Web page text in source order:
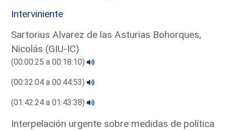
Interviniente
Sartorius Alvarez de las Asturias Bohorques,
Nicolás (GIU-IC)
(00:00:25 a 00:18:10)
(00:32:04 a 00:44:53)
(01:42:24 a 01:43:38)
Interpelación urgente sobre medidas de política